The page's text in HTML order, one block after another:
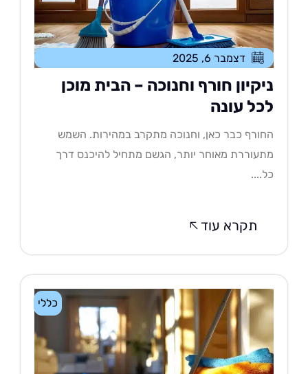
דצמבר 6, 2025
חורף וחנוכה – הבית מוכן
עונה
כבר כאן, וחנוכה מתקרב במהירות. השמש
מאוחר יותר, הגשם מתחיל להיכנס דרך
תקרא עוד
כללי